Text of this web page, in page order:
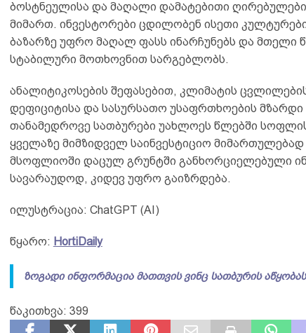
ბოსტნეულისა და მაღალი დამატებითი
მიმართ. ინვესტორები ცდილობენ ისეთი
ბაზარზე უფრო მაღალ ფასს ინარჩუნებს და მთელი
სტაბილური მოთხოვნით სარგებლობს.
ანალიტიკოსების შეფასებით, კლიმატის
დეფიციტისა და სასურსათო უსაფრთხოების მზარდი
თანამედროვე სათბურები უახლოეს წლებში
ყველაზე მიმზიდველ საინვესტიციო
მსოფლიოში დაცულ გრუნტში განხორციელებული
სავარაუდოდ, კიდევ უფრო გაიზრდება.
ილუსტრაცია: ChatGPT (AI)
წყარო: HortiDaily
ზოგადი ინფორმაცია მათთვის ვინც სათბურის აწყობას
წაკითხვა: 399